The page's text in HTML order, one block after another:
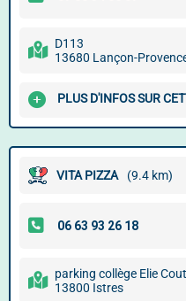
D113
13680 Lançon-
PLUS D'INFOS SUR
VITA PIZZA (9.4 km)
parking collège Elie
13800 Istres